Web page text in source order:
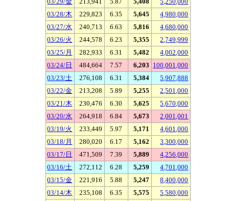
03/28/木
229,823 6.35 5,645
4,980,000
03/27/水
240,713 6.63 5,816
4,680,000
03/26/火
244,578 6.23 5,355
2,749,999
03/25/月
282,933 6.31 5,482
4,002,000
03/24/日
484,664 7.57 6,203 100,001,000
03/23/土
276,108 6.31 5,384
5,907,888
03/22/金
213,208 5.89 5,255
2,501,000
03/21/木
230,476 6.30 5,625
5,670,000
03/20/水
264,918 6.84 5,673
2,001,001
03/19/火
233,449 5.97 5,171
4,601,000
03/18/月
280,020 6.17 5,162
3,300,000
03/17/日
471,509 7.39 5,889
4,256,000
03/16/土
272,112 6.28 5,259
4,701,000
03/15/金
221,916 5.88 5,247
8,400,000
03/14/木
235,108 6.35 5,575
5,580,000